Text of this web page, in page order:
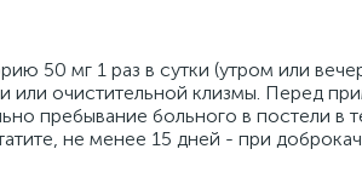
50 мг 1 раз в сутки (утром или
или очистительной клизмы. Перед
пребывание больного в постели в
не менее 15 дней - при